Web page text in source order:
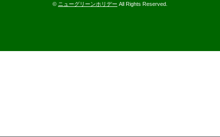
© ニューグリーンホリデー All Rights Reserved.